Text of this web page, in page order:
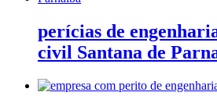
perícias de
civil Santana de